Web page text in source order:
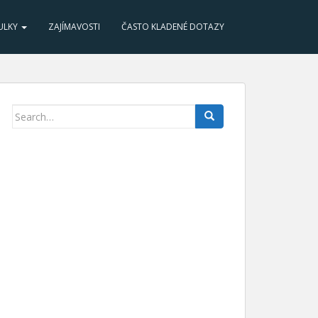
ZAJÍMAVOSTI ČASTO KLADENÉ DOTAZY
Search for: